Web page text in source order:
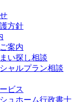
方針
案内
い探し相談
ャルプラン相談
ビス
ュホーム行政書士